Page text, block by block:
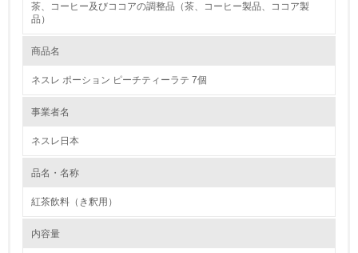
的に取り組んでまいりました。 2023年9月より、JR貨物グループとの連
携によりトラック輸送から貨物鉄道輸送への移行をさらに加速させ、
しました。 本取り組みの開始により、静岡エリアから関西エリアへ200ト
(CO2)排出量は約900トン削減できる見込みです。また、今後も段階的に
対象品目と地域の拡大に取り組む予定です。
1.環境取り組み体制
1.
環境方針を持っている
環境対応の責任体制を定めている
環境問題に関する従業員教育を行っている
茶、コーヒー及びココアの調整品（茶、コーヒー製品、ココア製
品）
商品名
ネスレ ポーション ピーチティーラテ 7個
事業者名
ネスレ日本
品名・名称
紅茶飲料（き釈用）
内容量